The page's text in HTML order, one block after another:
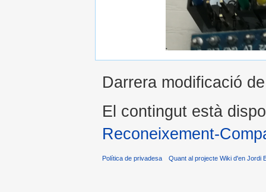
Darrera modificació
El contingut està
Reconeixement-
Política de privadesa Quant al projecte Wiki d'en Jordi